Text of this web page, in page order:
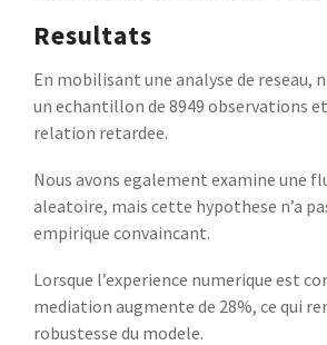
Resultats
En mobilisant une analyse de reseau,
un echantillon de 8949 observations
relation retardee.
Nous avons egalement examine une
aleatoire, mais cette hypothese n’a
empirique convaincant.
Lorsque l’experience numerique est
mediation augmente de 28%, ce qui
robustesse du modele.